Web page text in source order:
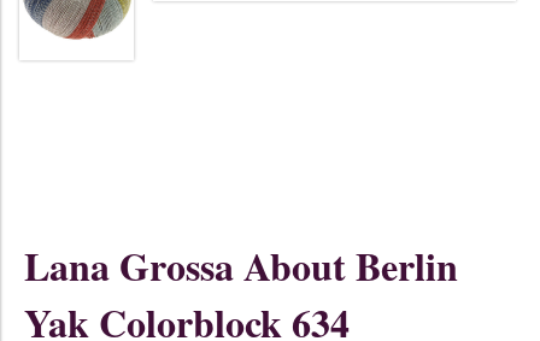
Lana Grossa About Berlin
Yak Colorblock 634